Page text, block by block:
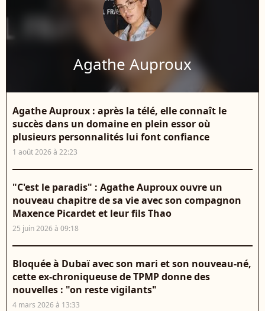
Agathe Auproux
Agathe Auproux : après la télé, elle connaît le
succès dans un domaine en plein essor où
plusieurs personnalités lui font confiance
1 août 2026 à 22:23
"C'est le paradis" : Agathe Auproux ouvre un
nouveau chapitre de sa vie avec son compagnon
Maxence Picardet et leur fils Thao
25 juin 2026 à 09:18
Bloquée à Dubaï avec son mari et son nouveau-né,
cette ex-chroniqueuse de TPMP donne des
nouvelles : "on reste vigilants"
4 mars 2026 à 13:33